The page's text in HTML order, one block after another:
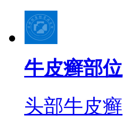
牛皮癣部位
头部牛皮癣